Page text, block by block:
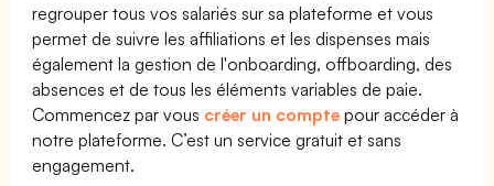
regrouper tous vos salariés sur sa plateforme et vous
permet de suivre les affiliations et les dispenses mais
également la gestion de l'onboarding, offboarding, des
absences et de tous les éléments variables de paie.
Commencez par vous créer un compte pour accéder à
notre plateforme. C’est un service gratuit et sans
engagement.